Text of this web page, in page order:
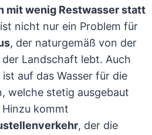
mit wenig Restwasser statt
nicht nur ein Problem für
, der naturgemäß von der
Landschaft lebt. Auch
ist auf das Wasser für die
welche stetig ausgebaut
kommt
, der die